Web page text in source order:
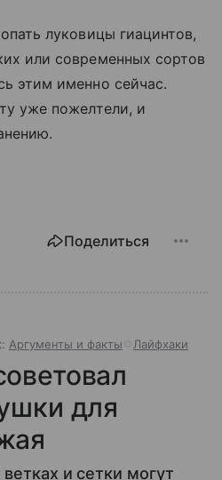
луковицы гиацинтов,
или современных сортов
этим именно сейчас.
уже пожелтели, и
Поделиться
Аргументы и факты Лайфхаки
для
и сетки могут